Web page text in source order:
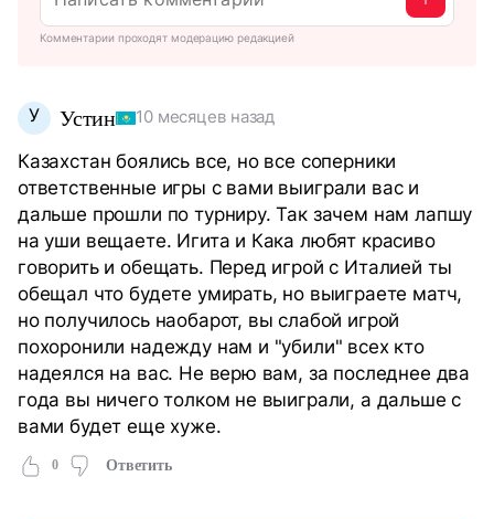
Комментарии проходят модерацию редакцией
У Устин 10 месяцев назад
Казахстан боялись все, но все соперники
ответственные игры с вами выиграли вас и
дальше прошли по турниру. Так зачем нам лапшу
на уши вещаете. Игита и Кака любят красиво
говорить и обещать. Перед игрой с Италией ты
обещал что будете умирать, но выиграете матч,
но получилось наобарот, вы слабой игрой
похоронили надежду нам и "убили" всех кто
надеялся на вас. Не верю вам, за последнее два
года вы ничего толком не выиграли, а дальше с
вами будет еще хуже.
0 Ответить